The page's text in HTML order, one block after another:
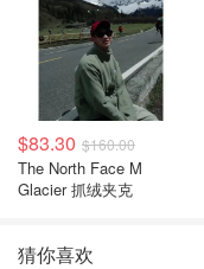
$83.30 $160.00
The North Face M
Glacier 抓绒夹克
猜你喜欢